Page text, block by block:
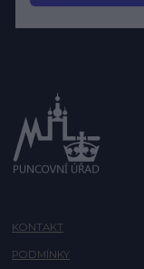
KONTAKT
PODMÍNKY